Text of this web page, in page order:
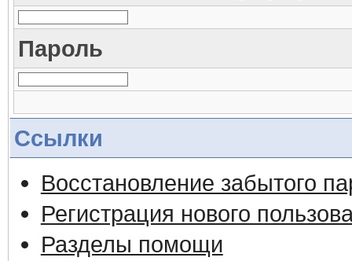
Пароль
Ссылки
Восстановление забытого
Регистрация нового
Разделы помощи